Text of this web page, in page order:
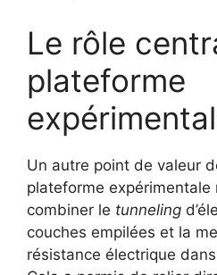
Le rôle
plateforme
Un autre point de valeur
plateforme expérimentale
combiner le tunneling
couches empilées et la
résistance électrique